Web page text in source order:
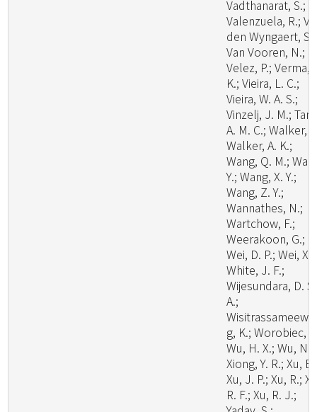
Vadthanarat, S.;
Valenzuela, R.;
den Wyngaert, S.;
Van Vooren, N.;
Velez, P.; Verma,
K.; Vieira, L. C.;
Vieira, W. A. S.;
Vinzelj, J. M.;
A. M. C.; Walker,
Walker, A. K.;
Wang, Q. M.;
Y.; Wang, X. Y.;
Wang, Z. Y.;
Wannathes, N.;
Wartchow, F.;
Weerakoon, G.;
Wei, D. P.; Wei, X.;
White, J. F.;
Wijesundara, D. S.
A.;
g, K.; Worobiec,
Wu, H. X.; Wu, N.;
Xiong, Y. R.; Xu,
Xu, J. P.; Xu, R.;
R. F.; Xu, R. J.;